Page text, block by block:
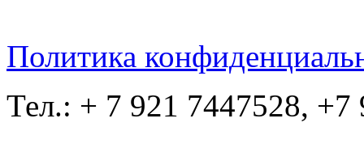
Политика
Тел.: + 7 921 7447528, +7